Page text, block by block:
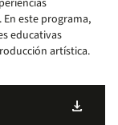
este programa,
educativas
artística.
download